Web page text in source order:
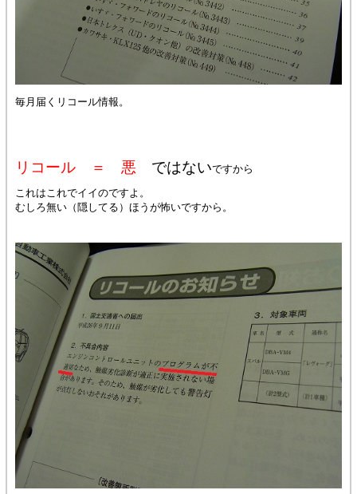
毎月届くリコール情報。
リコール ＝ 悪 ではないですから
これはこれでイイのですよ。
むしろ無い（隠してる）ほうが怖いですから。